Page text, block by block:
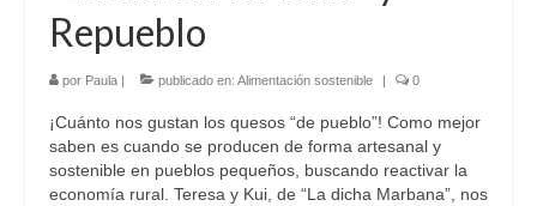
Repueblo
por Paula publicado en: Alimentación sostenible 0
¡Cuánto nos gustan los quesos “de pueblo”! Como mejor
saben es cuando se producen de forma artesanal y
sostenible en pueblos pequeños, buscando reactivar la
economía rural. Teresa y Kui, de “La dicha Marbana”, nos